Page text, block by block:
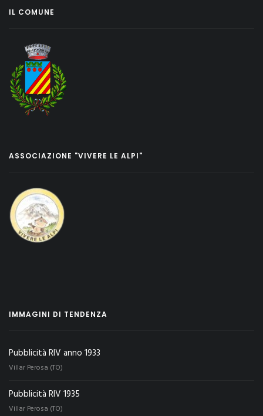
IL COMUNE
ASSOCIAZIONE "VIVERE LE ALPI"
IMMAGINI DI TENDENZA
Pubblicità RIV anno 1933
Villar Perosa (TO)
Pubblicità RIV 1935
Villar Perosa (TO)